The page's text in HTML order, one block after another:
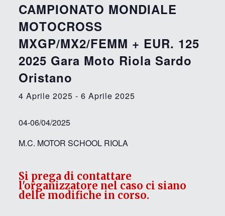
CAMPIONATO MONDIALE
MOTOCROSS
MXGP/MX2/FEMM + EUR. 125
2025 Gara Moto Riola Sardo
Oristano
4 Aprile 2025 - 6 Aprile 2025
04-06/04/2025
M.C. MOTOR SCHOOL RIOLA
Si prega di contattare
l'organizzatore nel caso ci siano
delle modifiche in corso.